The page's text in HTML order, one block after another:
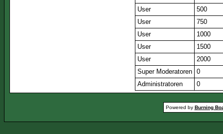
User
500
User
750
User
1000
User
1500
User
2000
Super Moderatoren 0
Administratoren
0
Powered by Burning